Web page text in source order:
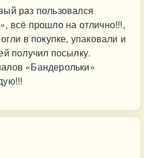
раз пользовался
всё прошло на отлично!!!,
в покупке, упаковали и
получил посылку.
«Бандерольки»